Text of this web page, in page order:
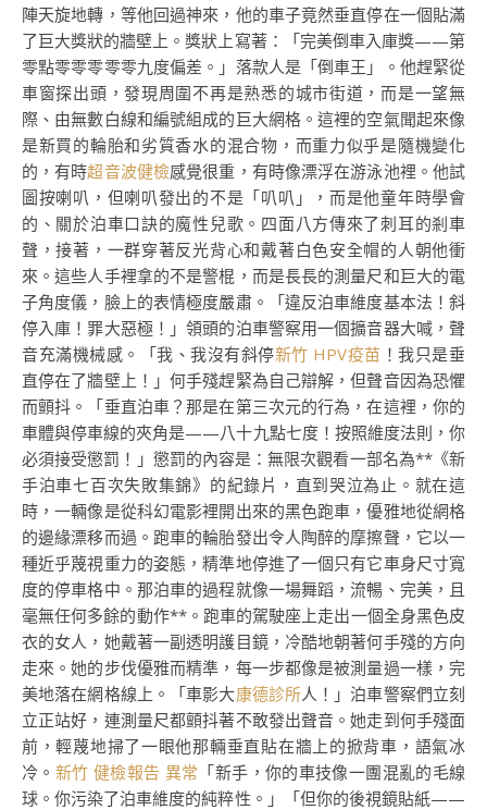
陣天旋地轉，等他回過神來，他的車子竟然垂直停在一個貼滿
了巨大獎狀的牆壁上。獎狀上寫著：「完美倒車入庫獎——第
零點零零零零零九度偏差。」落款人是「倒車王」。他趕緊從
車窗探出頭，發現周圍不再是熟悉的城市街道，而是一望無
際、由無數白線和編號組成的巨大網格。這裡的空氣聞起來像
是新買的輪胎和劣質香水的混合物，而重力似乎是隨機變化
的，有時超音波健檢感覺很重，有時像漂浮在游泳池裡。他試
圖按喇叭，但喇叭發出的不是「叭叭」，而是他童年時學會
的、關於泊車口訣的魔性兒歌。四面八方傳來了刺耳的剎車
聲，接著，一群穿著反光背心和戴著白色安全帽的人朝他衝
來。這些人手裡拿的不是警棍，而是長長的測量尺和巨大的電
子角度儀，臉上的表情極度嚴肅。「違反泊車維度基本法！斜
停入庫！罪大惡極！」領頭的泊車警察用一個擴音器大喊，聲
音充滿機械感。「我、我沒有斜停新竹 HPV疫苗 ！我只是垂
直停在了牆壁上！」何手殘趕緊為自己辯解，但聲音因為恐懼
而顫抖。「垂直泊車？那是在第三次元的行為，在這裡，你的
車體與停車線的夾角是——八十九點七度！按照維度法則，你
必須接受懲罰！」懲罰的內容是：無限次觀看一部名為**《新
手泊車七百次失敗集錦》的紀錄片，直到哭泣為止。就在這
時，一輛像是從科幻電影裡開出來的黑色跑車，優雅地從網格
的邊緣漂移而過。跑車的輪胎發出令人陶醉的摩擦聲，它以一
種近乎蔑視重力的姿態，精準地停進了一個只有它車身尺寸寬
度的停車格中。那泊車的過程就像一場舞蹈，流暢、完美，且
毫無任何多餘的動作**。跑車的駕駛座上走出一個全身黑色皮
衣的女人，她戴著一副透明護目鏡，冷酷地朝著何手殘的方向
走來。她的步伐優雅而精準，每一步都像是被測量過一樣，完
美地落在網格線上。「車影大康德診所人！」泊車警察們立刻
立正站好，連測量尺都顫抖著不敢發出聲音。她走到何手殘面
前，輕蔑地掃了一眼他那輛垂直貼在牆上的掀背車，語氣冰
冷。 新竹 健檢報告 異常 「新手，你的車技像一團混亂的毛線
球。你污染了泊車維度的純粹性。」「但你的後視鏡貼紙——